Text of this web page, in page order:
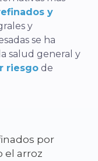
y
y
se ha
salud general y
riesgo de
por
el arroz